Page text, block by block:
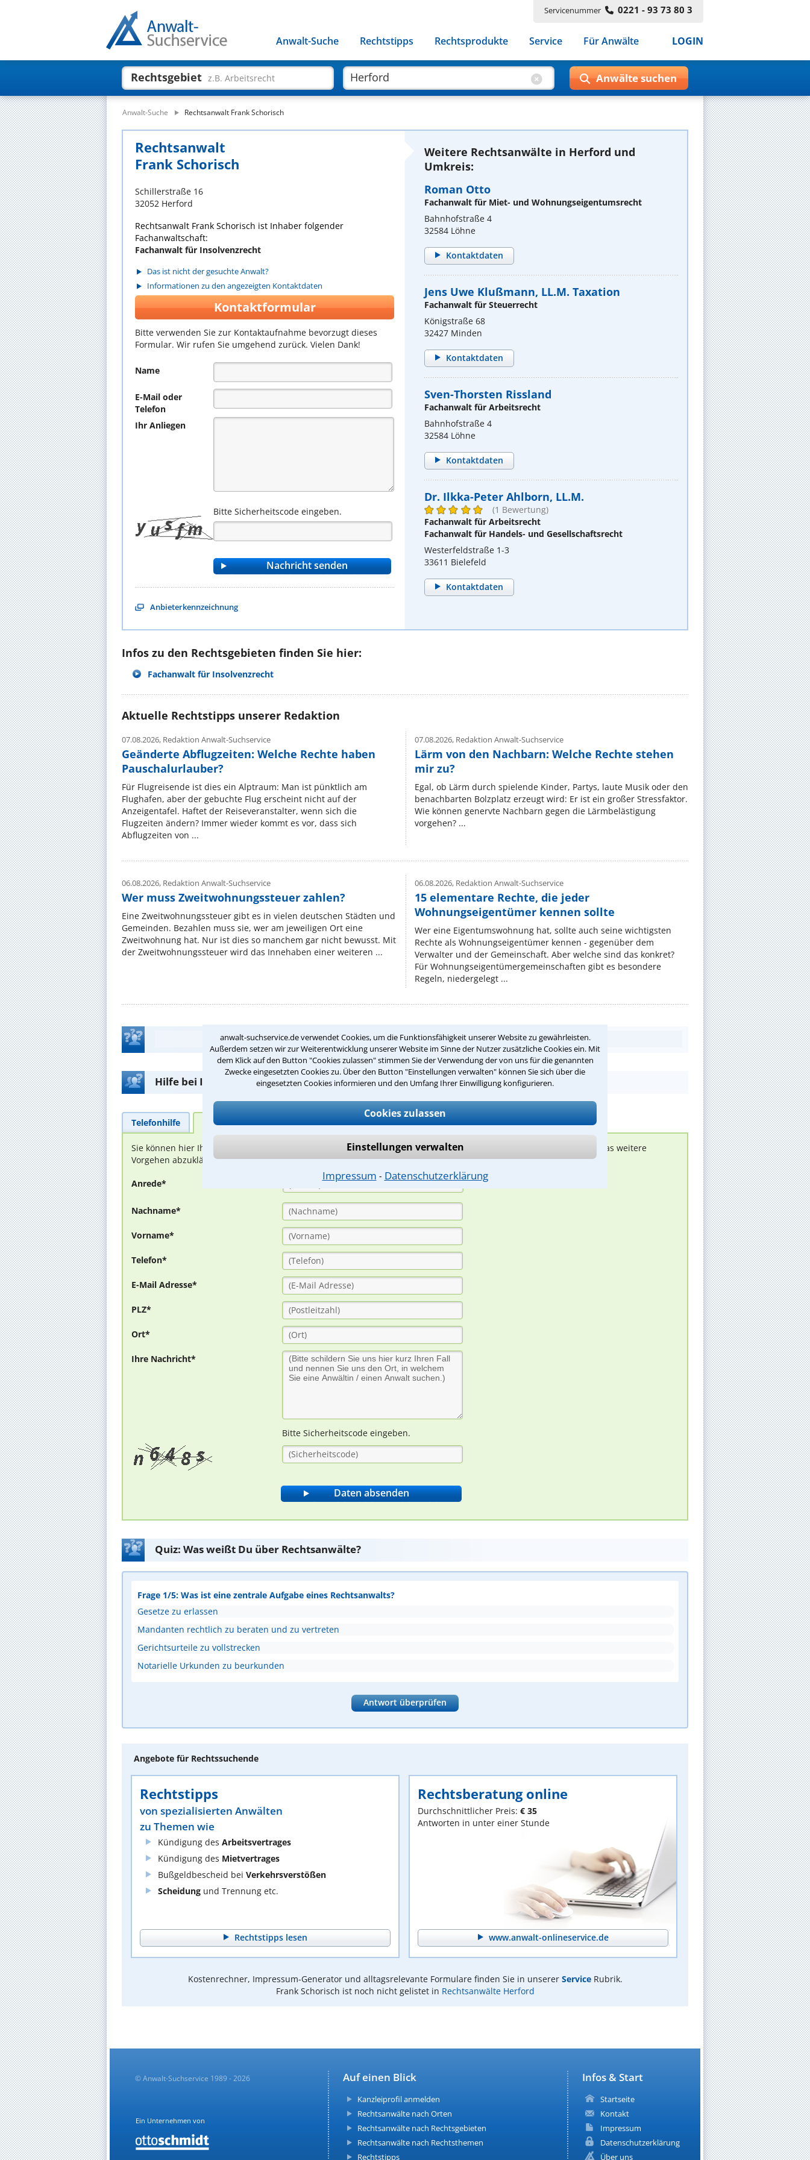
anwalt-suchservice.de verwendet Cookies, um die Funktionsfähigkeit unserer Website zu gewährleisten.
Außerdem setzen wir zur Weiterentwicklung unserer Website im Sinne der Nutzer zusätzliche Cookies ein. Mit
dem Klick auf den Button "Cookies zulassen" stimmen Sie der Verwendung der von uns für die genannten
Zwecke eingesetzten Cookies zu. Über den Button "Einstellungen verwalten" können Sie sich über die
eingesetzten Cookies informieren und den Umfang Ihrer Einwilligung konfigurieren.
Cookies zulassen
Einstellungen verwalten
Impressum ⁃ Datenschutzerklärung
Servicenummer 0221 - 93 73 80 3
Anwalt-Suche Rechtstipps Rechtsprodukte Service Für Anwälte LOGIN
Rechtsgebiet z.B. Arbeitsrecht
Anwalt-Suche Rechtsanwalt Frank Schorisch
Rechtsanwalt
Frank Schorisch
Schillerstraße 16
32052 Herford
Rechtsanwalt Frank Schorisch ist Inhaber folgender
Fachanwaltschaft:
Fachanwalt für Insolvenzrecht
Das ist nicht der gesuchte Anwalt?
Informationen zu den angezeigten Kontaktdaten
Kontaktformular
Bitte verwenden Sie zur Kontaktaufnahme bevorzugt dieses
Formular. Wir rufen Sie umgehend zurück. Vielen Dank!
Name
E-Mail oder
Telefon
Ihr Anliegen
Bitte Sicherheitscode eingeben.
Anbieterkennzeichnung
Weitere Rechtsanwälte in Herford und
Umkreis:
Roman Otto
Fachanwalt für Miet- und Wohnungseigentumsrecht
Bahnhofstraße 4
32584 Löhne
Kontaktdaten
Jens Uwe Klußmann, LL.M. Taxation
Fachanwalt für Steuerrecht
Königstraße 68
32427 Minden
Kontaktdaten
Sven-Thorsten Rissland
Fachanwalt für Arbeitsrecht
Bahnhofstraße 4
32584 Löhne
Kontaktdaten
Dr. Ilkka-Peter Ahlborn, LL.M.
(1 Bewertung)
Fachanwalt für Arbeitsrecht
Fachanwalt für Handels- und Gesellschaftsrecht
Westerfeldstraße 1-3
33611 Bielefeld
Kontaktdaten
Infos zu den Rechtsgebieten finden Sie hier:
Fachanwalt für Insolvenzrecht
Aktuelle Rechtstipps unserer Redaktion
07.08.2026, Redaktion Anwalt-Suchservice
Geänderte Abflugzeiten: Welche Rechte haben
Pauschalurlauber?
Für Flugreisende ist dies ein Alptraum: Man ist pünktlich am
Flughafen, aber der gebuchte Flug erscheint nicht auf der
Anzeigentafel. Haftet der Reiseveranstalter, wenn sich die
Flugzeiten ändern? Immer wieder kommt es vor, dass sich
Abflugzeiten von ...
07.08.2026,Redaktion Anwalt-Suchservice
Lärm von den Nachbarn: Welche Rechte stehen
mir zu?
Egal, ob Lärm durch spielende Kinder, Partys, laute Musik oder den
benachbarten Bolzplatz erzeugt wird: Er ist ein großer Stressfaktor.
Wie können genervte Nachbarn gegen die Lärmbelästigung
vorgehen? ...
06.08.2026, Redaktion Anwalt-Suchservice
Wer muss Zweitwohnungssteuer zahlen?
Eine Zweitwohnungssteuer gibt es in vielen deutschen Städten und
Gemeinden. Bezahlen muss sie, wer am jeweiligen Ort eine
Zweitwohnung hat. Nur ist dies so manchem gar nicht bewusst. Mit
der Zweitwohnungssteuer wird das Innehaben einer weiteren ...
06.08.2026,Redaktion Anwalt-Suchservice
15 elementare Rechte, die jeder
Wohnungseigentümer kennen sollte
Wer eine Eigentumswohnung hat, sollte auch seine wichtigsten
Rechte als Wohnungseigentümer kennen - gegenüber dem
Verwalter und der Gemeinschaft. Aber welche sind das konkret?
Für Wohnungseigentümergemeinschaften gibt es besondere
Regeln, niedergelegt ...
Teste Dein Rechtswissen
Hilfe bei Ihrer Anwaltsuche?
Telefonhilfe Beratungsanfrage
Sie können hier Ihren Fall schildern. Anschließend werden sich spezialisierte Rechtsanwälte bei Ihnen melden, um das weitere
Vorgehen abzuklären. Die Rückmeldung durch einen Anwalt ist für Sie kostenlos.
Anrede*
Nachname*
Vorname*
Telefon*
E-Mail Adresse*
PLZ*
Ort*
Ihre Nachricht*
Bitte Sicherheitscode eingeben.
Quiz: Was weißt Du über Rechtsanwälte?
Frage 1/5: Was ist eine zentrale Aufgabe eines Rechtsanwalts?
Gesetze zu erlassen
Mandanten rechtlich zu beraten und zu vertreten
Gerichtsurteile zu vollstrecken
Notarielle Urkunden zu beurkunden
Antwort überprüfen
Angebote für Rechtssuchende
Rechtstipps
von spezialisierten Anwälten
zu Themen wie
Kündigung des Arbeitsvertrages
Kündigung des Mietvertrages
Bußgeldbescheid bei Verkehrsverstößen
Scheidung und Trennung etc.
Rechtstipps lesen
Rechtsberatung online
Durchschnittlicher Preis: € 35
Antworten in unter einer Stunde
www.anwalt-onlineservice.de
Kostenrechner, Impressum-Generator und alltagsrelevante Formulare finden Sie in unserer ServiceRubrik.
Frank Schorisch ist noch nicht gelistet in Rechtsanwälte Herford
Infos & Start
Startseite
Kontakt
Impressum
Datenschutzerklärung
Über uns
Auf einen Blick
Kanzleiprofil anmelden
Rechtsanwälte nach Orten
Rechtsanwälte nach Rechtsgebieten
Rechtsanwälte nach Rechtsthemen
Rechtstipps
© Anwalt-Suchservice 1989 - 2026
Ein Unternehmen von